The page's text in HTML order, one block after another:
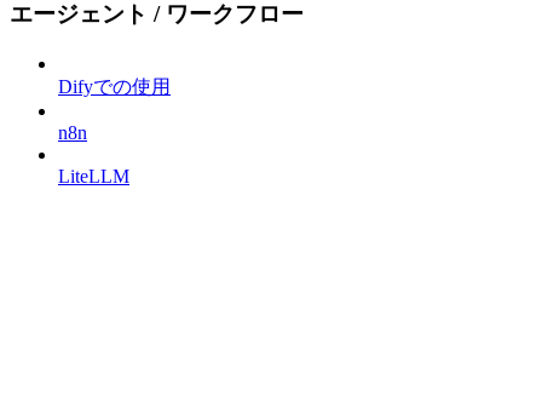
エージェント / ワークフロー
Difyでの使用
n8n
LiteLLM